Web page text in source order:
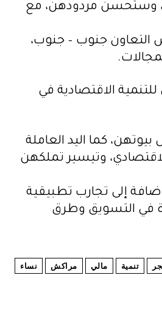
وستحسن مردودهن، مع
جنوب – جنوب،
الاقتصادية في
كما اليد العاملة
وتيسير تملكهن
دروسا تقنية، إضافة إلى تجارب تطبيقية
في التسويق وطرق
تنمية مالي مراكش نساء